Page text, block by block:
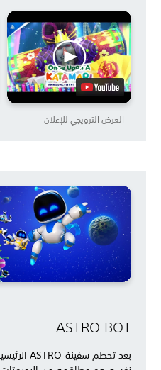
العرض الترويجي للإعلان
ASTRO BOT